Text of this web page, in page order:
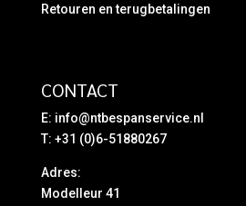
Retouren en terugbetalingen
CONTACT
E: info@ntbespanservice.nl
T: +31 (0)6-51880267
Adres:
Modelleur 41